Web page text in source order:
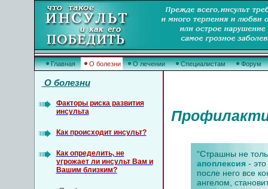
Главная О болезни О лечении Специалистам Форум
О болезни
Факторы риска развития
инсульта
Как происходит инсульт?
Как определить, не
угрожает ли инсульт Вам и
Вашим близким?
“Страшны не
апоплексия -
после него все
ангелом,